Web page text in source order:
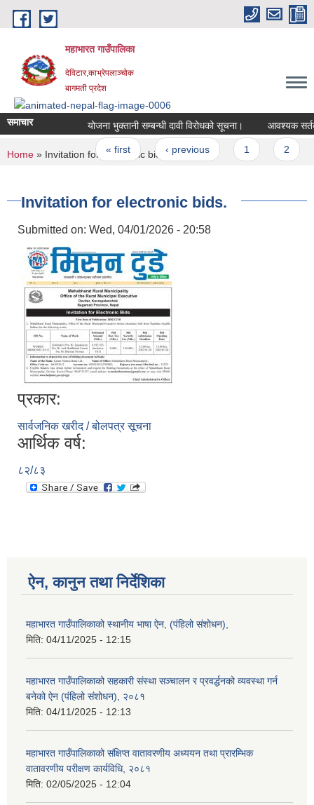
Skip to main content
महाभारत गाउँपालिका
देविटार,काभ्रेपलाञ्चोक
बागमती प्रदेश
समाचार योजना भुक्तानी सम्बन्धी दावी विरोधको सूचना।
Pages
« first ‹ previous
You are here
Home » Invitation for electronic bids.
Invitation for electronic bids.
Submitted on: Wed, 04/01/2026 - 20:58
प्रकार:
सार्वजनिक खरीद / बोलपत्र सूचना
आर्थिक वर्ष:
८२/८३
ऐन, कानुन तथा निर्देशिका
महाभारत गाउँपालिकाको स्थानीय भाषा ऐन, (पंहिलो संशोधन),
मिति: 04/11/2025 - 12:15
महाभारत गाउँपालिकाको सहकारी संस्था सञ्चालन र प्रवर्द्धनको व्यवस्था गर्न
बनेको ऐन (पंहिलो संशोधन), २०८१
मिति: 04/11/2025 - 12:13
महाभारत गाउँपालिकाको संक्षिप्त वातावरणीय अध्ययन तथा प्रारम्भिक
वातावरणीय परीक्षण कार्यविधि, २०८१
मिति: 02/05/2025 - 12:04